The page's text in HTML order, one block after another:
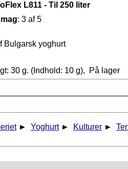
L811 - Til 250 liter
: 3 af 5
Bulgarsk yoghurt
30 g. (Indhold: 10 g), På lager
► Yoghurt ► Kulturer ►